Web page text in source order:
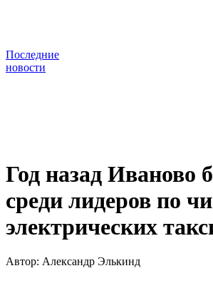
Последние
новости
Год назад Иваново
среди лидеров по
электрических
Автор: Александр Элькинд